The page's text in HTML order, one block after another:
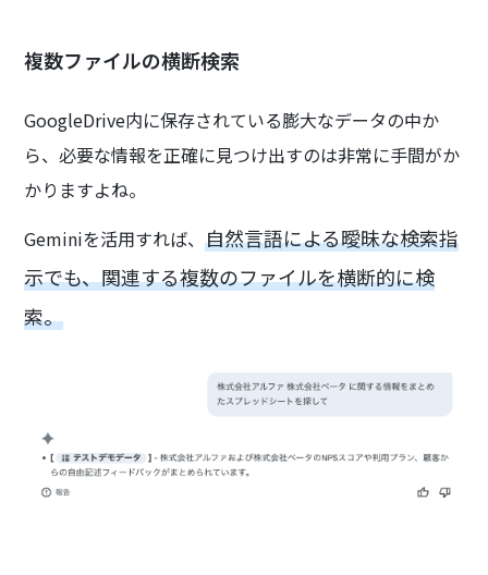
複数ファイルの横断検索
GoogleDrive内に保存されている膨大なデータの中か
ら、必要な情報を正確に見つけ出すのは非常に手間がか
かりますよね。
Geminiを活用すれば、自然言語による曖昧な検索指
示でも、関連する複数のファイルを横断的に検
索。